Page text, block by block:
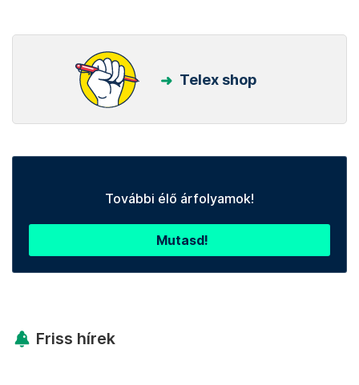
Telex shop
További élő árfolyamok!
Mutasd!
Friss hírek